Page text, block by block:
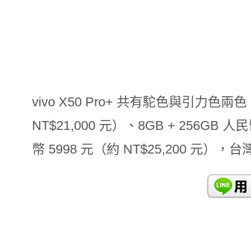
vivo X50 Pro+ 共有駝色與引力色兩
NT$21,000 元）、8GB + 256GB 人
幣 5998 元（約 NT$25,200 元），台